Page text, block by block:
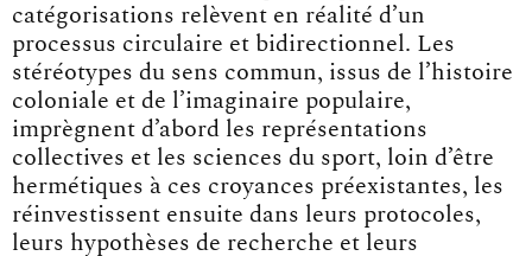
catégorisations relèvent en réalité d’un
processus circulaire et bidirectionnel. Les
stéréotypes du sens commun, issus de l’histoire
coloniale et de l’imaginaire populaire,
imprègnent d’abord les représentations
collectives et les sciences du sport, loin d’être
hermétiques à ces croyances préexistantes, les
réinvestissent ensuite dans leurs protocoles,
leurs hypothèses de recherche et leurs